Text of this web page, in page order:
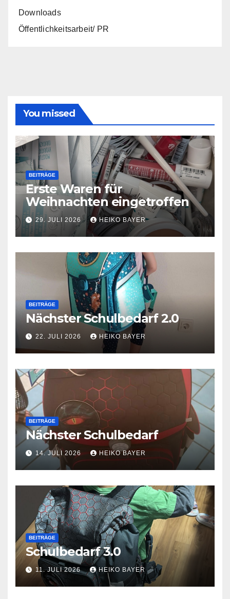
Downloads
Öffentlichkeitsarbeit/ PR
You missed
BEITRÄGE
Erste Waren für
Weihnachten eingetroffen
29. JULI 2026 HEIKO BAYER
BEITRÄGE
Nächster Schulbedarf 2.0
22. JULI 2026 HEIKO BAYER
BEITRÄGE
Nächster Schulbedarf
14. JULI 2026 HEIKO BAYER
BEITRÄGE
Schulbedarf 3.0
11. JULI 2026 HEIKO BAYER